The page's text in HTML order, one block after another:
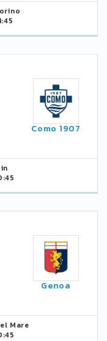
Como 1907
Genoa
Mare